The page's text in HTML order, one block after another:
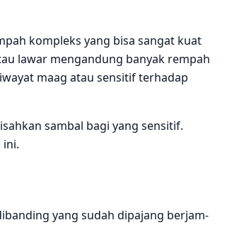
kompleks yang bisa sangat kuat
lawar mengandung banyak rempah
maag atau sensitif terhadap
sambal bagi yang sensitif.
ini.
yang sudah dipajang berjam-